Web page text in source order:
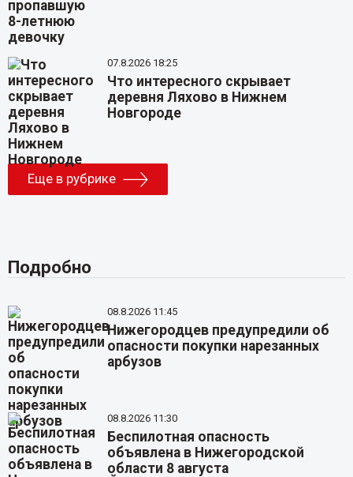
07.8.2026 18:25
Что интересного скрывает
деревня Ляхово в Нижнем
Новгороде
Еще в рубрике
Подробно
08.8.2026 11:45
Нижегородцев предупредили об
опасности покупки нарезанных
арбузов
08.8.2026 11:30
Беспилотная опасность
объявлена в Нижегородской
области 8 августа